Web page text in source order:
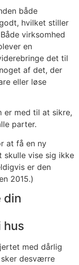
både
hvilket stiller
virksomhed
en
det til
af det, der
eller løse
er med til at sikre,
parter.
at få en ny
skulle vise sig ikke
er den
2015.)
din
hus
med dårlig
desværre